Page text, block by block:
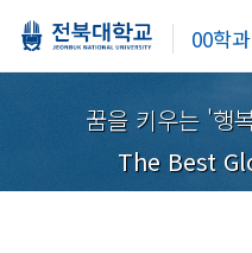
00학과
꿈을 키우는 '행
The Best